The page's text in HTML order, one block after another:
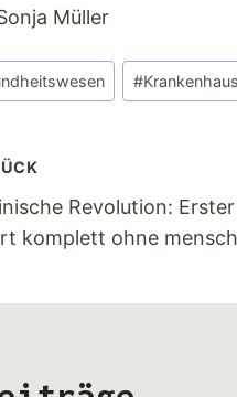
Müller
#Krankenhaus
Revolution:
komplett ohne